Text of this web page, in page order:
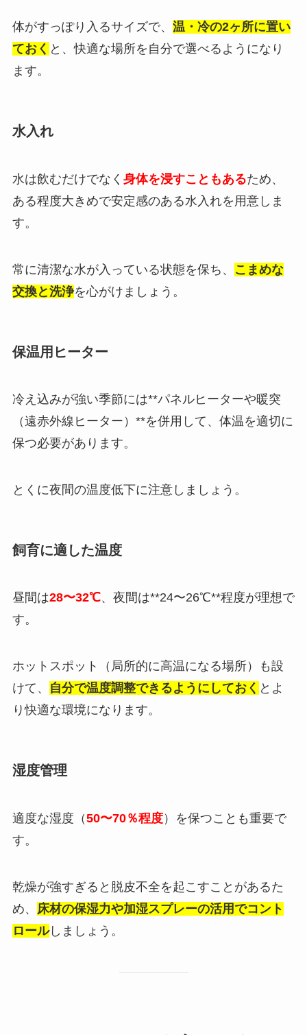
体がすっぽり入るサイズで、 温・冷の2ヶ所に置い
ておく と、快適な場所を自分で選べるようになり
ます。
水入れ
水は飲むだけでなく 身体を浸すこともあるため、
ある程度大きめで安定感のある水入れを用意しま
す。
常に清潔な水が入っている状態を保ち、
こまめな
交換と洗浄を心がけましょう。
保温用ヒーター
冷え込みが強い季節には**パネルヒーターや暖突
（遠赤外線ヒーター）**を併用して、体温を適切に
保つ必要があります。
とくに夜間の温度低下に注意しましょう。
飼育に適した温度
昼間は28〜32℃、夜間は**24〜26℃**程度が理想で
す。
ホットスポット（局所的に高温になる場所）も設
けて、
自分で温度調整できるようにしておく とよ
り快適な環境になります。
湿度管理
適度な湿度（50〜70％程度）を保つことも重要で
す。
乾燥が強すぎると脱皮不全を起こすことがあるた
め、
床材の保湿力や加湿スプレーの活用でコント
ロールしましょう。